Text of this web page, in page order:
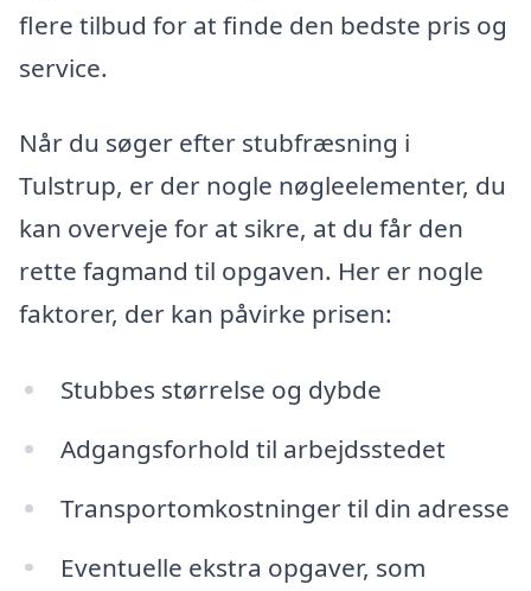
flere tilbud for at finde den bedste pris og
service.
Når du søger efter stubfræsning i
Tulstrup, er der nogle nøgleelementer, du
kan overveje for at sikre, at du får den
rette fagmand til opgaven. Her er nogle
faktorer, der kan påvirke prisen:
Stubbes størrelse og dybde
Adgangsforhold til arbejdsstedet
Transportomkostninger til din adresse
Eventuelle ekstra opgaver, som